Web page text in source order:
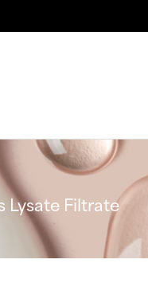
Lysate Filtrate